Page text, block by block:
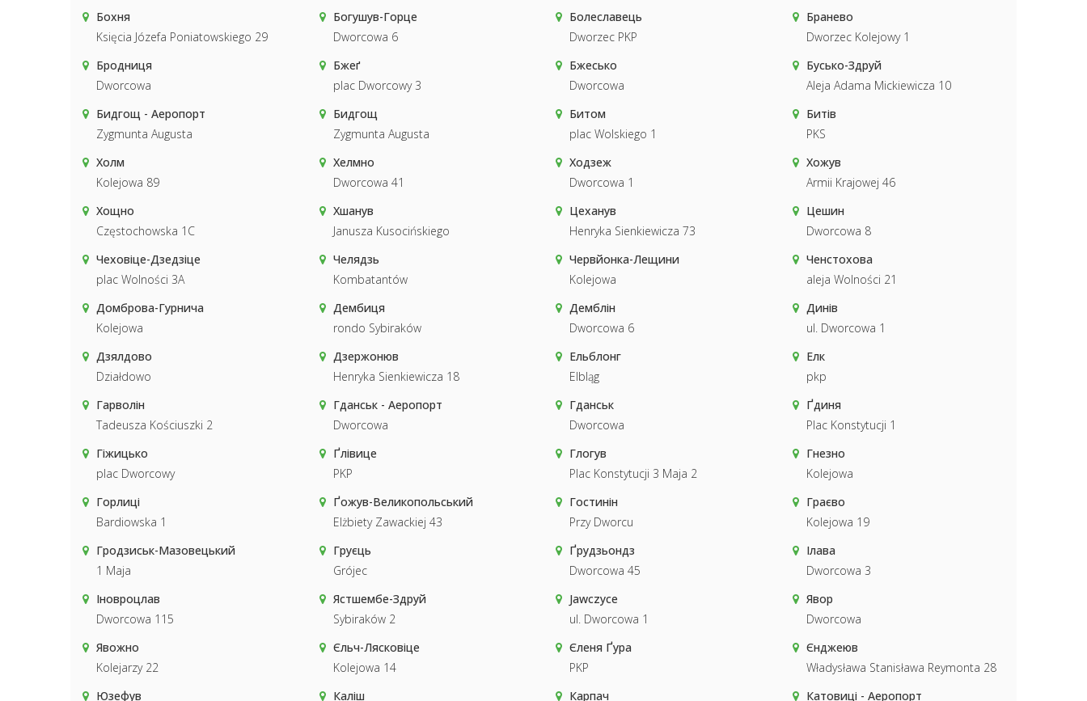
Бохня
Księcia Józefa Poniatowskiego 29
Богушув-Горце
Dworcowa 6
Болеславець
Dworzec PKP
Бранево
Dworzec Kolejowy 1
Бродниця
Dworcowa
Бжеґ
plac Dworcowy 3
Бжесько
Dworcowa
Бусько-Здруй
Aleja Adama Mickiewicza 10
Бидгощ - Аеропорт
Zygmunta Augusta
Бидгощ
Zygmunta Augusta
Битом
plac Wolskiego 1
Битів
PKS
Холм
Kolejowa 89
Хелмно
Dworcowa 41
Ходзеж
Dworcowa 1
Хожув
Armii Krajowej 46
Хощно
Częstochowska 1C
Хшанув
Janusza Kusocińskiego
Цеханув
Henryka Sienkiewicza 73
Цешин
Dworcowa 8
Чеховіце-Дзедзіце
plac Wolności 3A
Челядзь
Kombatantów
Червйонка-Лещини
Kolejowa
Ченстохова
aleja Wolności 21
Домброва-Гурнича
Kolejowa
Дембиця
rondo Sybiraków
Демблін
Dworcowa 6
Динів
ul. Dworcowa 1
Дзялдово
Działdowo
Дзержонюв
Henryka Sienkiewicza 18
Ельблонг
Elbląg
Елк
pkp
Гарволін
Tadeusza Kościuszki 2
Гданськ - Аеропорт
Dworcowa
Гданськ
Dworcowa
Ґдиня
Plac Konstytucji 1
Гіжицько
plac Dworcowy
Ґлівице
PKP
Глогув
Plac Konstytucji 3 Maja 2
Гнезно
Kolejowa
Горлиці
Bardiowska 1
Ґожув-Великопольський
Elżbiety Zawackiej 43
Гостинін
Przy Dworcu
Граєво
Kolejowa 19
Гродзиськ-Мазовецький
1 Maja
Груєць
Grójec
Ґрудзьондз
Dworcowa 45
Ілава
Dworcowa 3
Іновроцлав
Dworcowa 115
Ястшембе-Здруй
Sybiraków 2
Jawczyce
ul. Dworcowa 1
Явор
Dworcowa
Явожно
Kolejarzy 22
Єльч-Лясковіце
Kolejowa 14
Єленя Ґура
PKP
Єнджеюв
Władysława Stanisława Reymonta 28
Юзефув
Каліш Карпач Катовиці - Аеропорт